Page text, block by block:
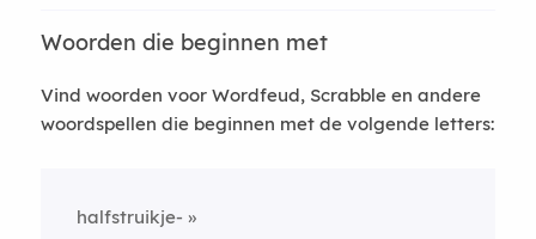
Woorden die beginnen met
Vind woorden voor Wordfeud, Scrabble en andere
woordspellen die beginnen met de volgende letters:
halfstruikje-